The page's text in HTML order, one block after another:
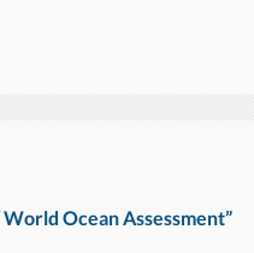
Ocean Assessment”